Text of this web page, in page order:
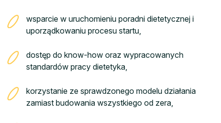
wsparcie w uruchomieniu poradni dietetycznej i
uporządkowaniu procesu startu,
dostęp do know-how oraz wypracowanych
standardów pracy dietetyka,
korzystanie ze sprawdzonego modelu działania
zamiast budowania wszystkiego od zera,